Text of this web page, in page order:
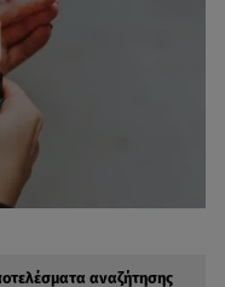
αναζήτησης